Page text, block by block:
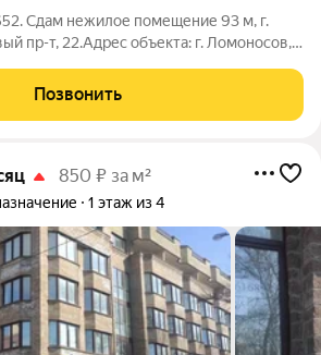
Сдам нежилое помещение 93 м, г.
пр-т, 22.Адрес объекта: г. Ломоносов,
1-й этаж (93 м) возможна аренда
Позвонить
850 ₽ за м²
1 этаж из 4